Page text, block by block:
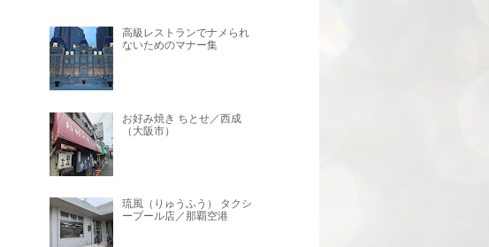
高級レストランでナメられ
ないためのマナー集
お好み焼き ちとせ／西成
（大阪市）
琉風（りゅうふう） タクシ
ープール店／那覇空港